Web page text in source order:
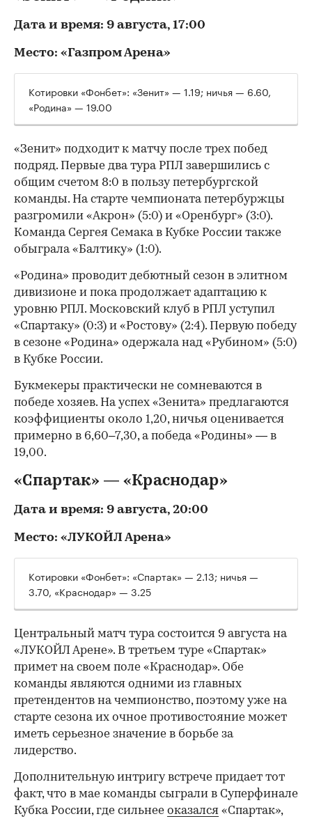
Дата и время: 9 августа, 17:00
Место: «Газпром Арена»
Котировки «Фонбет»: «Зенит» — 1.19; ничья — 6.60,
«Родина» — 19.00
«Зенит» подходит к матчу после трех побед
подряд. Первые два тура РПЛ завершились с
общим счетом 8:0 в пользу петербургской
команды. На старте чемпионата петербуржцы
разгромили «Акрон» (5:0) и «Оренбург» (3:0).
Команда Сергея Семака в Кубке России также
обыграла «Балтику» (1:0).
«Родина» проводит дебютный сезон в элитном
дивизионе и пока продолжает адаптацию к
уровню РПЛ. Московский клуб в РПЛ уступил
«Спартаку» (0:3) и «Ростову» (2:4). Первую победу
в сезоне «Родина» одержала над «Рубином» (5:0)
в Кубке России.
Букмекеры практически не сомневаются в
победе хозяев. На успех «Зенита» предлагаются
коэффициенты около 1,20, ничья оценивается
примерно в 6,60–7,30, а победа «Родины» — в
19,00.
«Спартак» — «Краснодар»
Дата и время: 9 августа, 20:00
Место: «ЛУКОЙЛ Арена»
Котировки «Фонбет»: «Спартак» — 2.13; ничья —
3.70, «Краснодар» — 3.25
Центральный матч тура состоится 9 августа на
«ЛУКОЙЛ Арене». В третьем туре «Спартак»
примет на своем поле «Краснодар». Обе
команды являются одними из главных
претендентов на чемпионство, поэтому уже на
старте сезона их очное противостояние может
иметь серьезное значение в борьбе за
лидерство.
Дополнительную интригу встрече придает тот
факт, что в мае команды сыграли в Суперфинале
Кубка России, где сильнее оказался «Спартак»,